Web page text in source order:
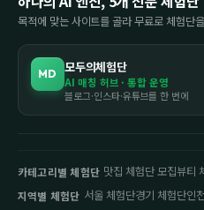
목적에 맞는 사이트를 골라 무료로 체험단
MD 모두의체험단
AI 매칭 허브 · 통합 운영
블로그·인스타·유튜브를 한 번에
카테고리별 체험단 맛집 체험단 모집뷰티
지역별 체험단 서울 체험단경기 체험단인